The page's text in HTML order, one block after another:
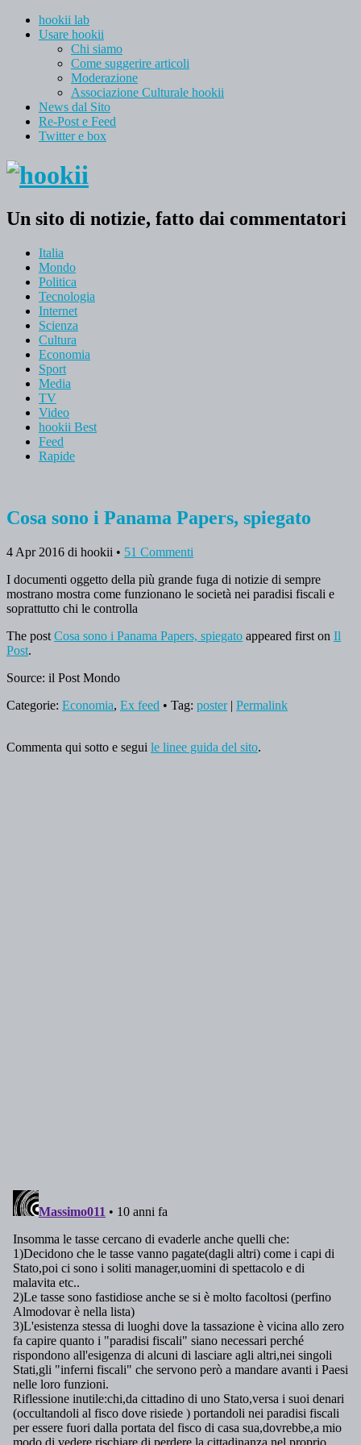
hookii lab
Usare hookii
Chi siamo
Come suggerire articoli
Moderazione
Associazione Culturale hookii
News dal Sito
Re-Post e Feed
Twitter e box
Un sito di notizie, fatto dai commentatori
Italia
Mondo
Politica
Tecnologia
Internet
Scienza
Cultura
Economia
Sport
Media
TV
Video
hookii Best
Feed
Rapide
Cosa sono i Panama Papers, spiegato
4 Apr 2016 di hookii • 51 Commenti
I documenti oggetto della più grande fuga di notizie di sempre
mostrano mostra come funzionano le società nei paradisi fiscali e
soprattutto chi le controlla
The post Cosa sono i Panama Papers, spiegato appeared first on Il
Post.
Source: il Post Mondo
Categorie: Economia, Ex feed • Tag: poster| Permalink
Commenta qui sotto e segui le linee guida del sito.